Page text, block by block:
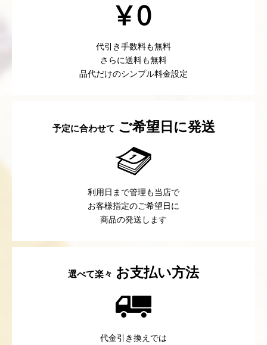
代引き手数料も無料
さらに送料も無料
品代だけのシンプル料金設定
予定に合わせて ご希望日に発送
利用日まで管理も当店で
お客様指定のご希望日に
商品の発送します
選べて楽々 お支払い方法
代金引き換えでは